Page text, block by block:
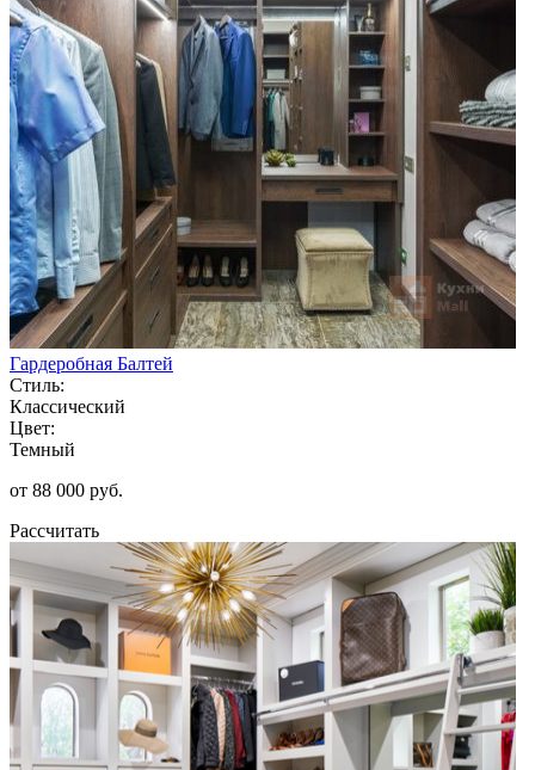
Гардеробная Балтей
Стиль:
Классический
Цвет:
Темный
от 88 000 руб.
Рассчитать